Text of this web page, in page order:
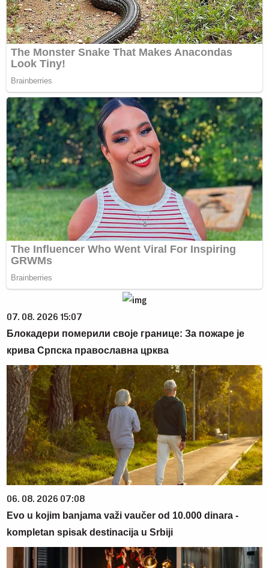
07. 08. 2026 15:07
Блокадери померили своје границе: За пожаре је
крива Српска православна црква
06. 08. 2026 07:08
Evo u kojim banjama važi vaučer od 10.000 dinara -
kompletan spisak destinacija u Srbiji